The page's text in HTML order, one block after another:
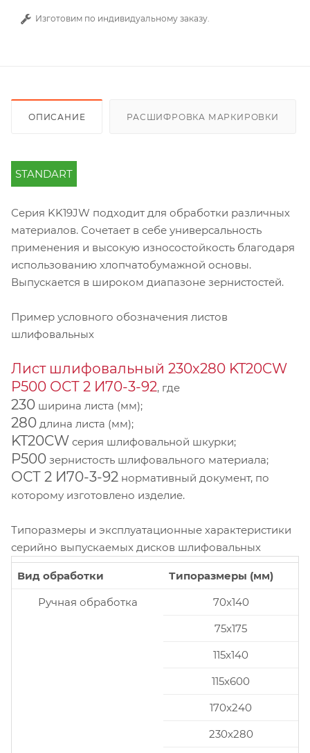
Изготовим по индивидуальному заказу.
ОПИСАНИЕ РАСШИФРОВКА МАРКИРОВКИ
STANDART
Серия KK19JW подходит для обработки различных
материалов. Сочетает в себе универсальность
применения и высокую износостойкость благодаря
использованию хлопчатобумажной основы.
Выпускается в широком диапазоне зернистостей.
Пример условного обозначения листов
шлифовальных
Лист шлифовальный 230х280 KT20CW
P500 ОСТ 2 И70-3-92, где
230 ширина листа (мм);
280 длина листа (мм);
KT20CW серия шлифовальной шкурки;
P500 зернистость шлифовального материала;
ОСТ 2 И70-3-92 нормативный документ, по
которому изготовлено изделие.
Типоразмеры и эксплуатационные характеристики
серийно выпускаемых дисков шлифовальных
Вид обработки
Типоразмеры (мм)
Ручная обработка
70x140
75x175
115x140
115x600
170x240
230x280